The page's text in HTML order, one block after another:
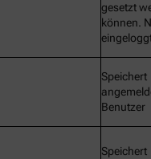
gesetzt
können.
Speichert
Benutzer
Speichert